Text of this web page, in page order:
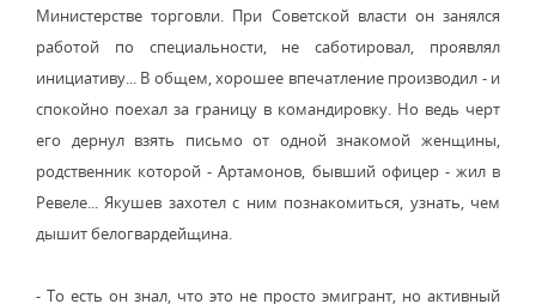
Министерстве торговли. При Советской власти он занялся
работой по специальности, не саботировал, проявлял
инициативу... В общем, хорошее впечатление производил - и
спокойно поехал за границу в командировку. Но ведь черт
его дернул взять письмо от одной знакомой женщины,
родственник которой - Артамонов, бывший офицер - жил в
Ревеле... Якушев захотел с ним познакомиться, узнать, чем
дышит белогвардейщина.
- То есть он знал, что это не просто эмигрант, но активный